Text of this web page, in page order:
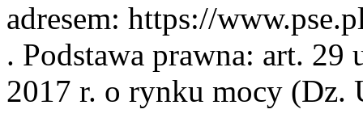
adresem: https://
. Podstawa prawna: art. 29
2017 r. o rynku mocy (Dz.